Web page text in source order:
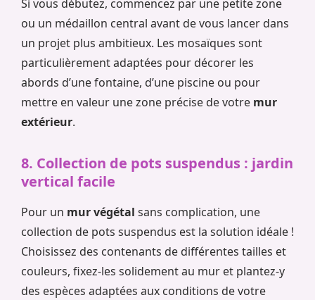
Si vous débutez, commencez par une petite zone
ou un médaillon central avant de vous lancer dans
un projet plus ambitieux. Les mosaïques sont
particulièrement adaptées pour décorer les
abords d’une fontaine, d’une piscine ou pour
mettre en valeur une zone précise de votre mur
extérieur.
8. Collection de pots suspendus : jardin
vertical facile
Pour un mur végétal sans complication, une
collection de pots suspendus est la solution idéale !
Choisissez des contenants de différentes tailles et
couleurs, fixez-les solidement au mur et plantez-y
des espèces adaptées aux conditions de votre